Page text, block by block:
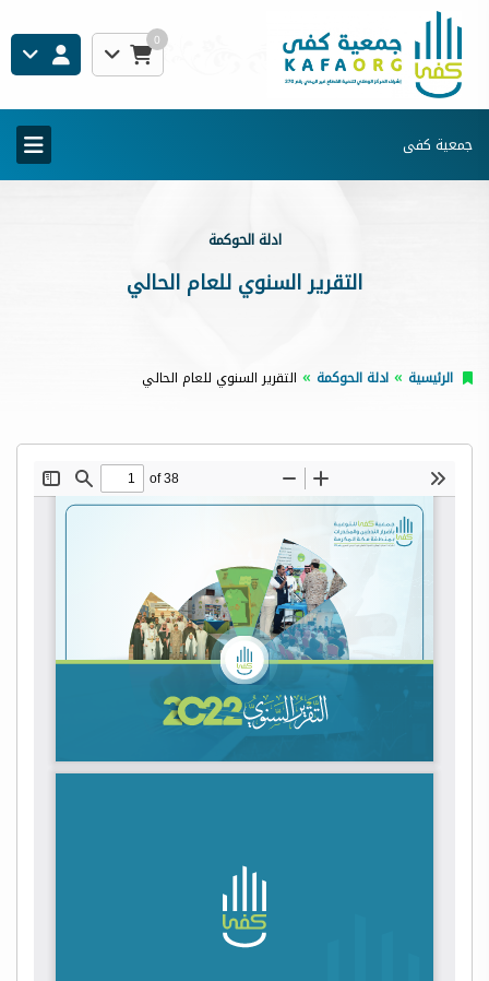
0
جمعية كفى
ادلة الحوكمة
التقرير السنوي للعام الحالي
الرئيسية ادلة الحوكمة التقرير السنوي للعام الحالي